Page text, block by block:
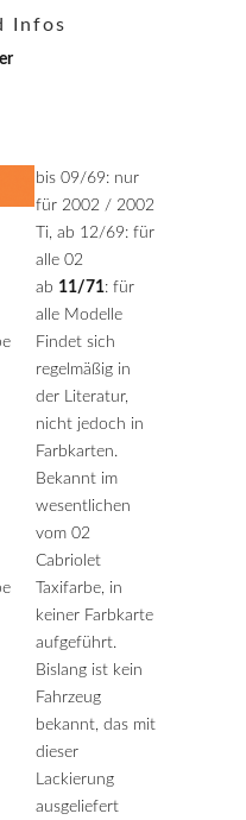
Infos
bis 09/69: nur
für 2002 / 2002
Ti, ab 12/69: für
alle 02
ab 11/71: für
alle Modelle
Findet sich
regelmäßig in
der Literatur,
nicht jedoch in
Farbkarten.
Bekannt im
wesentlichen
vom 02
Cabriolet
Taxifarbe, in
keiner Farbkarte
aufgeführt.
Bislang ist kein
Fahrzeug
bekannt, das mit
dieser
Lackierung
ausgeliefert